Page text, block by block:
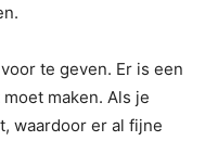
te geven. Er is een
maken. Als je
waardoor er al fijne